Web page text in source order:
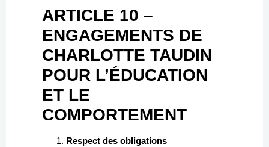
ARTICLE 10 –
ENGAGEMENTS DE
CHARLOTTE TAUDIN
POUR L’ÉDUCATION
ET LE
COMPORTEMENT
Respect des obligations